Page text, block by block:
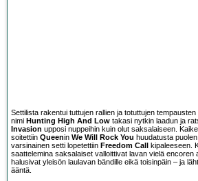
Settilista rakentui tuttujen rallien ja totuttujen
nimi Hunting High And Low takasi nytkin laadun ja
Invasion upposi nuppeihin kuin olut saksalaiseen.
soitettiin Queenin We Will Rock You huudatusta
varsinainen setti lopetettiin Freedom Call
kipaleeseen.
saattelemina saksalaiset valloittivat lavan vielä encoren
halusivat yleisön laulavan bändille eikä toisinpäin – ja
ääntä.